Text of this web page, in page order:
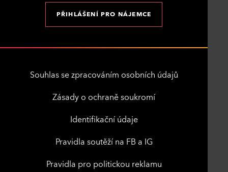
PŘIHLÁŠENÍ PRO NÁJEMCE
Souhlas se zpracováním osobních údajů
Zásady o ochraně soukromí
Identifikační údaje
Pravidla soutěží na FB a IG
Pravidla pro politickou reklamu